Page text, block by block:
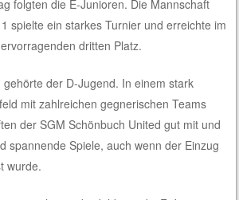
folgtendie E-Junioren. Die Mannschaft
spielte ein starkes Turnier und erreichte im
dritten Platz.
der D-Jugend. In einem stark
mit zahlreichen gegnerischen Teams
der SGM Schönbuch United gut mit und
spannende Spiele, auch wenn der Einzug
wurde.